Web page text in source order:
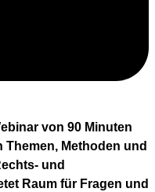
von 90 Minuten
Themen, Methoden und
und
Raum für Fragen und